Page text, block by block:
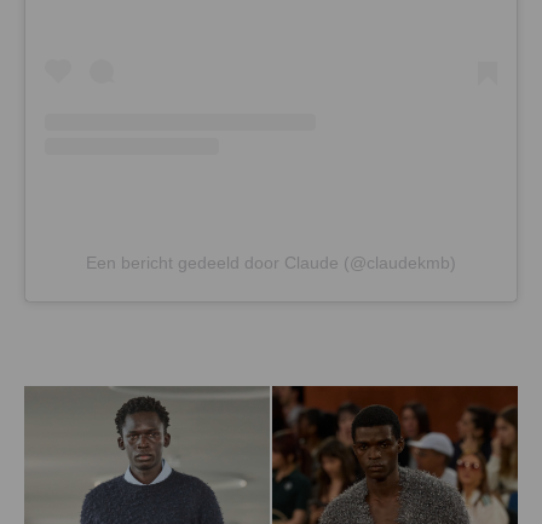
Een bericht gedeeld door Claude (@claudekmb)